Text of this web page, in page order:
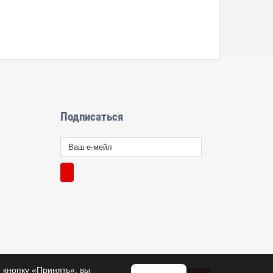
Подписаться
кнопку «Принять», вы